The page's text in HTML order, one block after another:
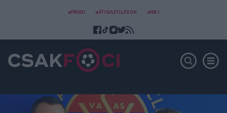
#FRADI #ÁTIGAZOLÁSOK #NB I